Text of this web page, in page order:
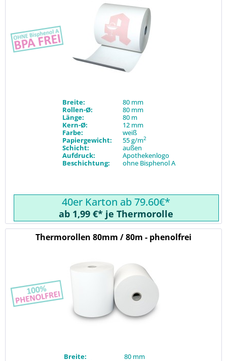
Breite:
80 mm
Rollen-Ø:
80 mm
Länge:
80 m
Kern-Ø:
12 mm
Farbe:
weiß
Papiergewicht:
55 g/m2
Schicht:
außen
Aufdruck:
Apothekenlogo
Beschichtung:
ohne Bisphenol A
40er Karton ab 79.60€*
ab 1,99 €* je Thermorolle
Thermorollen 80mm / 80m - phenolfrei
Breite:
80 mm